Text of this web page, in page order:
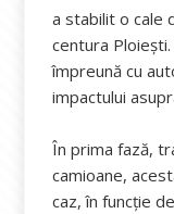
a stabilit o cale
centura
împreună cu
impactului
În prima fază,
camioane,
caz, în funcție